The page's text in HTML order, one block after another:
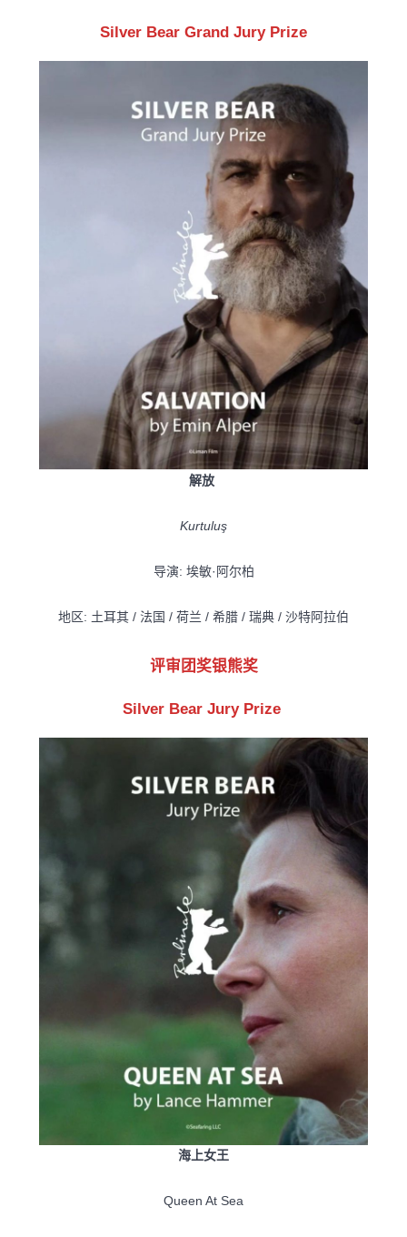
Silver Bear Grand Jury Prize
解放
Kurtuluş
导演: 埃敏·阿尔柏
地区: 土耳其 / 法国 / 荷兰 / 希腊 / 瑞典 / 沙特阿拉伯
评审团奖银熊奖
Silver Bear Jury Prize
海上女王
Queen At Sea